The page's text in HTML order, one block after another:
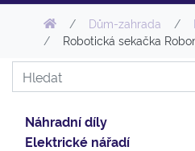
Dům-zahrada
Robotická sekačka
Náhradní díly
Elektrické nářadí